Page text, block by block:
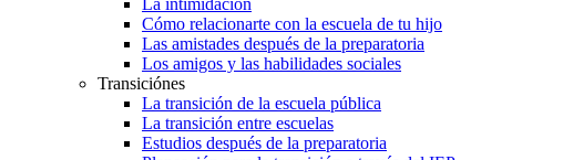
Cómo relacionarte con la escuela de tu hijo
Las amistades después de la preparatoria
Los amigos y las habilidades sociales
Transiciónes
La transición de la escuela pública
La transición entre escuelas
Estudios después de la preparatoria